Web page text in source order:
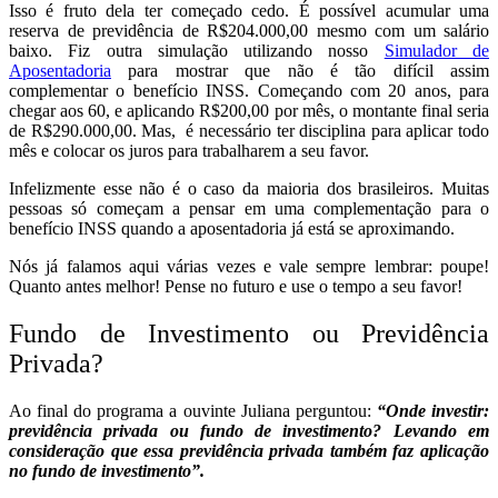
Isso é fruto dela ter começado cedo. É possível acumular uma
reserva de previdência de R$204.000,00 mesmo com um salário
baixo. Fiz outra simulação utilizando nosso Simulador de
Aposentadoria para mostrar que não é tão difícil assim
complementar o benefício INSS. Começando com 20 anos, para
chegar aos 60, e aplicando R$200,00 por mês, o montante final seria
de R$290.000,00. Mas, é necessário ter disciplina para aplicar todo
mês e colocar os juros para trabalharem a seu favor.
Infelizmente esse não é o caso da maioria dos brasileiros. Muitas
pessoas só começam a pensar em uma complementação para o
benefício INSS quando a aposentadoria já está se aproximando.
Nós já falamos aqui várias vezes e vale sempre lembrar: poupe!
Quanto antes melhor! Pense no futuro e use o tempo a seu favor!
Fundo de Investimento ou Previdência
Privada?
Ao final do programa a ouvinte Juliana perguntou: “Onde investir:
previdência privada ou fundo de investimento? Levando em
consideração que essa previdência privada também faz aplicação
no fundo de investimento”.